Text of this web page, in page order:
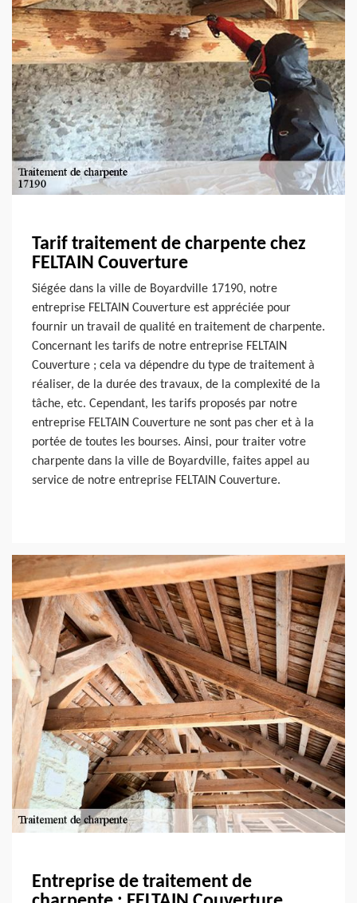
Tarif traitement de charpente chez
FELTAIN Couverture
Siégée dans la ville de Boyardville 17190, notre
entreprise FELTAIN Couverture est appréciée pour
fournir un travail de qualité en traitement de charpente.
Concernant les tarifs de notre entreprise FELTAIN
Couverture ; cela va dépendre du type de traitement à
réaliser, de la durée des travaux, de la complexité de la
tâche, etc. Cependant, les tarifs proposés par notre
entreprise FELTAIN Couverture ne sont pas cher et à la
portée de toutes les bourses. Ainsi, pour traiter votre
charpente dans la ville de Boyardville, faites appel au
service de notre entreprise FELTAIN Couverture.
Entreprise de traitement de